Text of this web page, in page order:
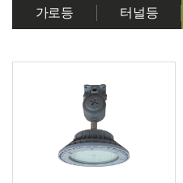
가로등 터널등